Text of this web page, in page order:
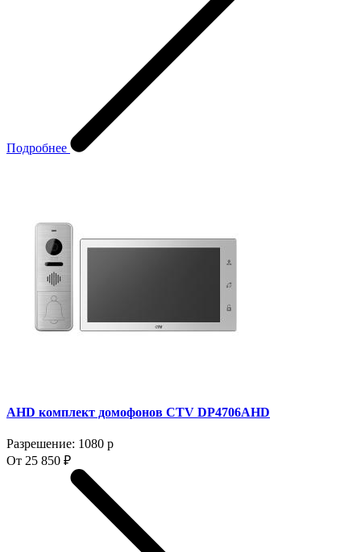
Подробнее
AHD комплект домофонов CTV DP4706AHD
Разрешение: 1080 p
От 25 850 ₽